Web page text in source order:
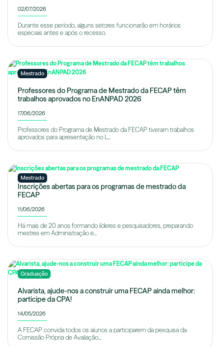
02/07/2026
Durante esse período, alguns setores funcionarão em horários
especiais antes e após o recesso.
Mestrado
Professores do Programa de Mestrado da FECAP têm
trabalhos aprovados no EnANPAD 2026
17/06/2026
Professores do Programa de Mestrado da FECAP tiveram trabalhos
aprovados para apresentação no L...
Mestrado
Inscrições abertas para os programas de mestrado da
FECAP
11/06/2026
Há mais de 20 anos formando líderes e pesquisadores, preparando
mestres em Administração e...
Graduação
Alvarista, ajude-nos a construir uma FECAP ainda melhor:
participe da CPA!
14/05/2026
A FECAP convida todos os alunos a participarem da pesquisa da
Comissão Própria de Avaliação...